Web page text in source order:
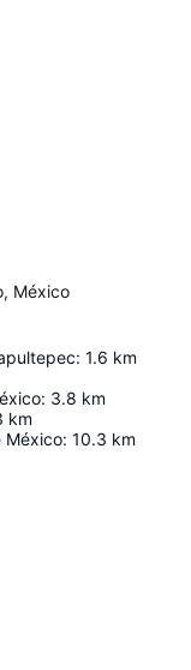
México
: 1.6 km
: 3.8 km
km
México: 10.3 km